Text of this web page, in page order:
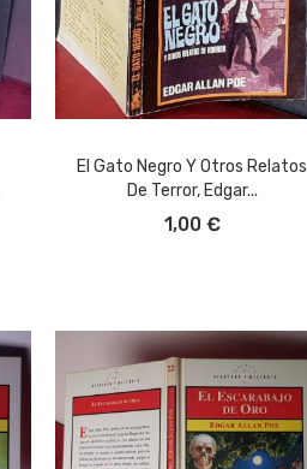
El Gato Negro Y Otros Relatos
De Terror, Edgar...
1,00 €